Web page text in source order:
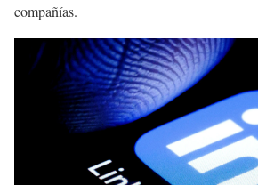
compañías.